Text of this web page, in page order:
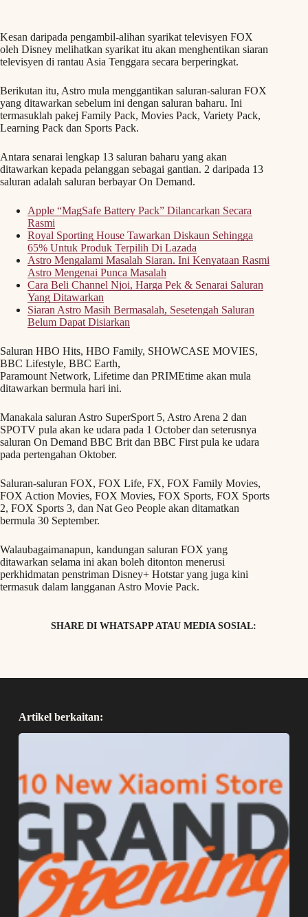
Kesan daripada pengambil-alihan syarikat televisyen FOX
oleh Disney melihatkan syarikat itu akan menghentikan siaran
televisyen di rantau Asia Tenggara secara berperingkat.
Berikutan itu, Astro mula menggantikan saluran-saluran FOX
yang ditawarkan sebelum ini dengan saluran baharu. Ini
termasuklah pakej Family Pack, Movies Pack, Variety Pack,
Learning Pack dan Sports Pack.
Antara senarai lengkap 13 saluran baharu yang akan
ditawarkan kepada pelanggan sebagai gantian. 2 daripada 13
saluran adalah saluran berbayar On Demand.
Apple “MagSafe Battery Pack” Dilancarkan Secara
Rasmi
Royal Sporting House Tawarkan Diskaun Sehingga
65% Untuk Produk Terpilih Di Lazada
Astro Mengalami Masalah Siaran. Ini Kenyataan Rasmi
Astro Mengenai Punca Masalah
Cara Beli Channel Njoi, Harga Pek & Senarai Saluran
Yang Ditawarkan
Siaran Astro Masih Bermasalah, Sesetengah Saluran
Belum Dapat Disiarkan
Saluran HBO Hits, HBO Family, SHOWCASE MOVIES,
BBC Lifestyle, BBC Earth,
Paramount Network, Lifetime dan PRIMEtime akan mula
ditawarkan bermula hari ini.
Manakala saluran Astro SuperSport 5, Astro Arena 2 dan
SPOTV pula akan ke udara pada 1 October dan seterusnya
saluran On Demand BBC Brit dan BBC First pula ke udara
pada pertengahan Oktober.
Saluran-saluran FOX, FOX Life, FX, FOX Family Movies,
FOX Action Movies, FOX Movies, FOX Sports, FOX Sports
2, FOX Sports 3, dan Nat Geo People akan ditamatkan
bermula 30 September.
Walaubagaimanapun, kandungan saluran FOX yang
ditawarkan selama ini akan boleh ditonton menerusi
perkhidmatan penstriman Disney+ Hotstar yang juga kini
termasuk dalam langganan Astro Movie Pack.
SHARE DI WHATSAPP ATAU MEDIA SOSIAL:
Artikel berkaitan: